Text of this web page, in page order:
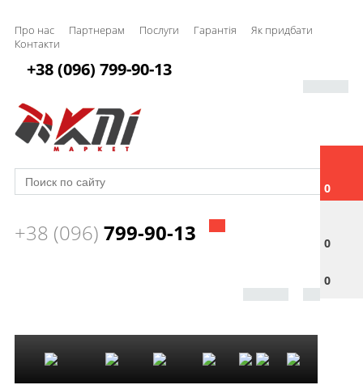
Про нас Партнерам Послуги Гарантія
Як придбати
Контакти
0
0
0
+38 (096) 799-90-13
+38 (096) 799-90-13